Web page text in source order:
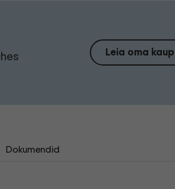
Leia oma kaup
Dokumendid